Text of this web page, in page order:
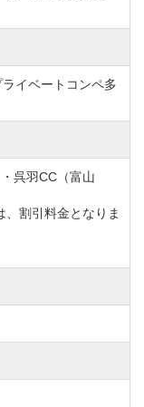
イベートコンペ多
呉羽CC（富山
割引料金となりま